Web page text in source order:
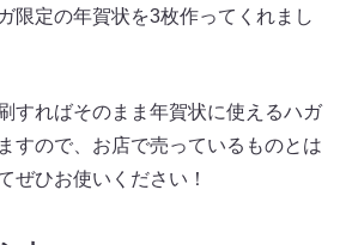
限定の年賀状を3枚作ってくれまし
すればそのまま年賀状に使えるハガ
すので、お店で売っているものとは
ぜひお使いください！